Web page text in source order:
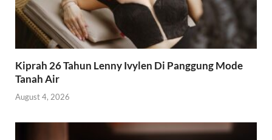
Kiprah 26 Tahun Lenny Ivylen Di Panggung Mode
Tanah Air
August 4, 2026